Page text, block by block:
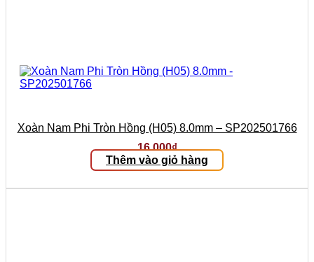
Xoàn Nam Phi Tròn Hồng (H05) 8.0mm – SP202501766
16.000₫
Thêm vào giỏ hàng